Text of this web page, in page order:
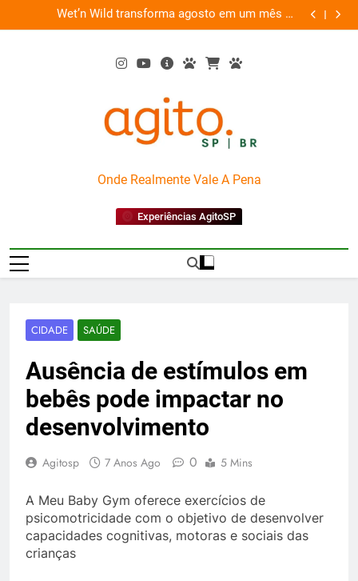
to
Wet’n Wild transforma agosto em um mês de
diversão e conexão
“Led
AgitoSP
Onde Realmente Vale A Pena
Experiências AgitoSP
CIDADE SAÚDE
Ausência de estímulos em
bebês pode impactar no
desenvolvimento
Agitosp 7 Anos Ago 0 5 Mins
A Meu Baby Gym oferece exercícios de
psicomotricidade com o objetivo de desenvolver
capacidades cognitivas, motoras e sociais das
crianças